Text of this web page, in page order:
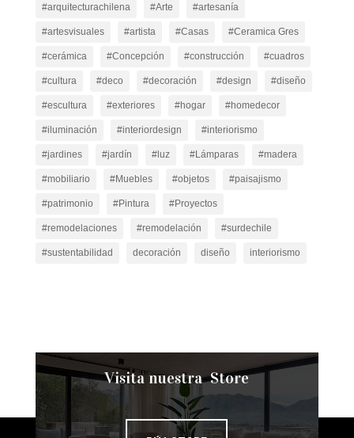
#arquitecturachilena #Arte #artesanía
#artesvisuales #artista #Casas #Ceramica Gres
#cerámica #Concepción #construcción #cuadros
#cultura #deco #decoración #design #diseño
#escultura #exteriores #hogar #homedecor
#iluminación #interiordesign #interiorismo
#jardines #jardín #luz #Lámparas #madera
#mobiliario #Muebles #objetos #paisajismo
#patrimonio #Pintura #Proyectos
#remodelaciones #remodelación #surdechile
#sustentabilidad decoración diseño interiorismo
Visita nuestra Store